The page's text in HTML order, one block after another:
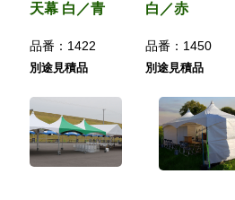
天幕 白／青
品番： 1422
別途見積品
白／赤
品番： 1450
別途見積品